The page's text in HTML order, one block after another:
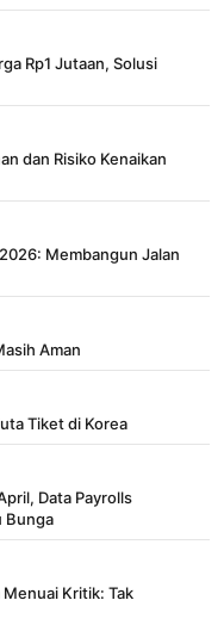
Rp1 Jutaan, Solusi
dan Risiko Kenaikan
Membangun Jalan
Aman
Tiket di Korea
Data Payrolls
Bunga
Kritik: Tak